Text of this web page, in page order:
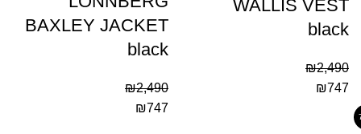
WALLIS VEST
black
₪2,490
₪747
BAXLEY JACKET
black
₪2,490
₪747